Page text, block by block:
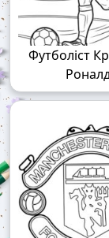
Футболіст